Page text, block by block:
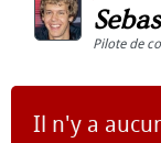
Pilote de
Il n'y a